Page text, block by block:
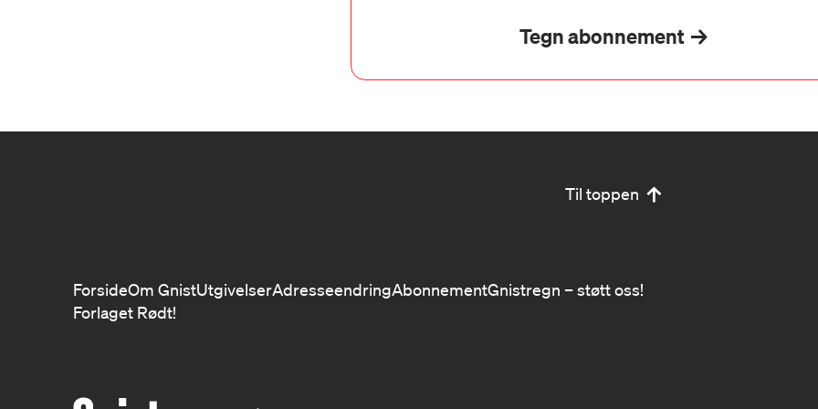
Tegn abonnement
Til toppen
ForsideOm GnistUtgivelserAdresseendringAbonnementGnistregn – støtt oss!
Forlaget Rødt!